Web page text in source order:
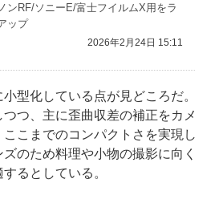
ンRF/ソニーE/富士フイルムX用をラ
ップ
2026年2月24日 15:11
型化している点が見どころだ。
つ、主に歪曲収差の補正をカメ
こまでのコンパクトさを実現し
のため料理や小物の撮影に向く
るとしている。